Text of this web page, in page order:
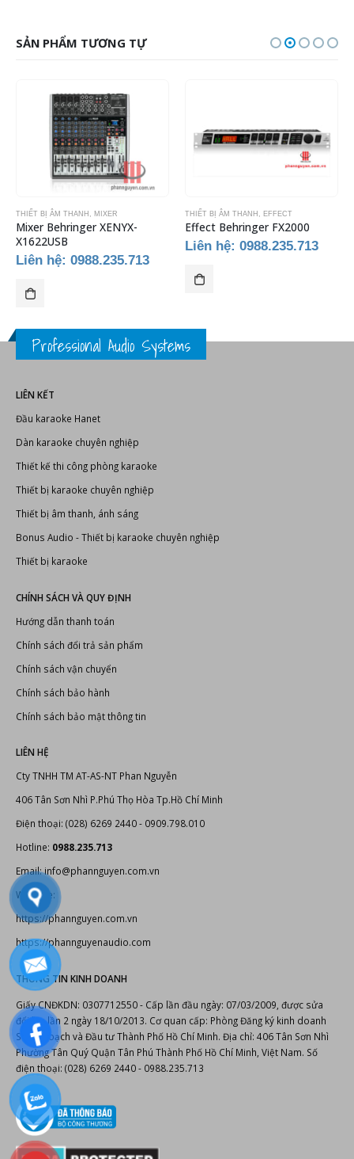
SẢN PHẨM TƯƠNG TỰ
,THIẾT BỊ ÂM THANH,THIẾT BỊ KARAOKE
THIẾT BỊ ÂM THANH , MIXER
Mixer Behringer XENYX-
X1622USB
Liên hệ: 0988.235.713
THIẾT BỊ ÂM THANH , EFFECT
Effect Behringer FX2000
Liên hệ: 0988.235.713
Professional Audio Systems
LIÊN KẾT
Đầu karaoke Hanet
Dàn karaoke chuyên nghiệp
Thiết kế thi công phòng karaoke
Thiết bị karaoke chuyên nghiệp
Thiết bị âm thanh, ánh sáng
Bonus Audio -Thiết bị karaoke chuyên nghiệp
Thiết bị karaoke
CHÍNH SÁCH VÀ QUY ĐỊNH
Hướng dẫn thanh toán
Chính sách đổi trả sản phẩm
Chính sách vận chuyển
Chính sách bảo hành
Chính sách bảo mật thông tin
LIÊN HỆ
Cty TNHH TM AT-AS-NT Phan Nguyễn
406 Tân Sơn Nhì P.Phú Thọ Hòa Tp.Hồ Chí Minh
Điện thoại: (028) 6269 2440 - 0909.798.010
Hotline: 0988.235.713
Email: info@phannguyen.com.vn
Website:
https://phannguyen.com.vn
https://phannguyenaudio.com
THÔNG TIN KINH DOANH
Giấy CNĐKDN: 0307712550 - Cấp lần đầu ngày: 07/03/2009, được sửa
đổi lần lần 2 ngày 18/10/2013. Cơ quan cấp: Phòng Đăng ký kinh doanh
Sở Kế hoạch và Đầu tư Thành Phố Hồ Chí Minh. Địa chỉ: 406 Tân Sơn Nhì
Phường Tân Quý Quận Tân Phú Thành Phố Hồ Chí Minh, Việt Nam. Số
điện thoại: (028) 6269 2440 - 0988.235.713